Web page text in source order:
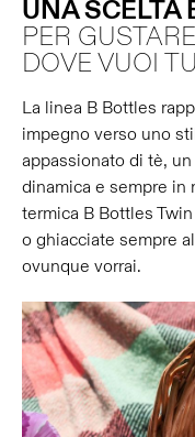
UNA SCELTA
PER
DOVE VUOI
La linea B Bottles
impegno verso uno
appassionato di tè,
dinamica e sempre in
termica B Bottles
o ghiacciate sempre
ovunque vorrai.